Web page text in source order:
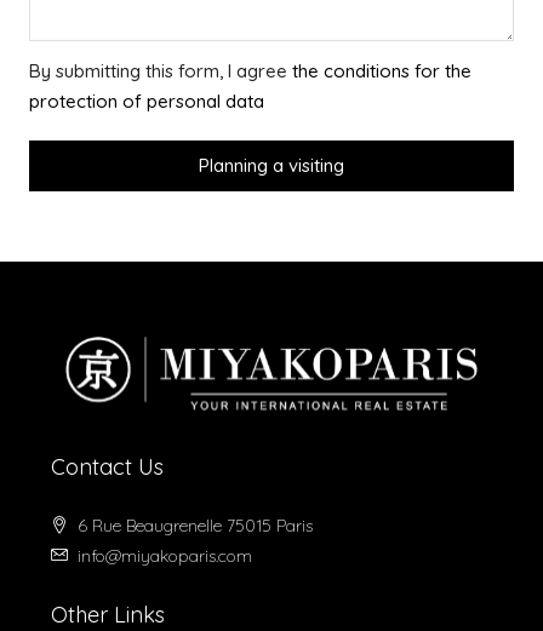
By submitting this form, I agree the conditions for the
protection of personal data
Planning a visiting
Contact Us
6 Rue Beaugrenelle 75015 Paris
info@miyakoparis.com
Other Links